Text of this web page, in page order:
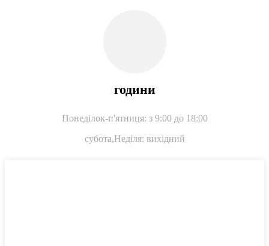
години
Понеділок-п'ятниця: з 9:00 до 18:00
субота,Неділя: вихідний